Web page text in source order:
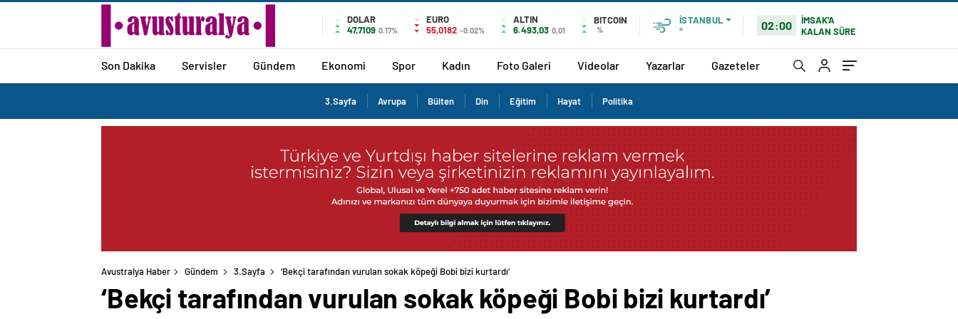
DOLAR
47,7109 0.17%
EURO
55,0182 -0.02%
ALTIN
6.493,03 0,01
BITCOIN
%
İSTANBUL
°
02:00
İMSAK'A
KALAN SÜRE
Son Dakika Servisler Gündem Ekonomi Spor Kadın Foto Galeri Videolar Yazarlar Gazeteler
3.Sayfa Avrupa Bülten Din Eğitim Hayat Politika
Avustralya Haber Gündem 3.Sayfa ‘Bekçi tarafından vurulan sokak köpeği Bobi bizi kurtardı’
‘Bekçi tarafından vurulan sokak köpeği Bobi bizi kurtardı’